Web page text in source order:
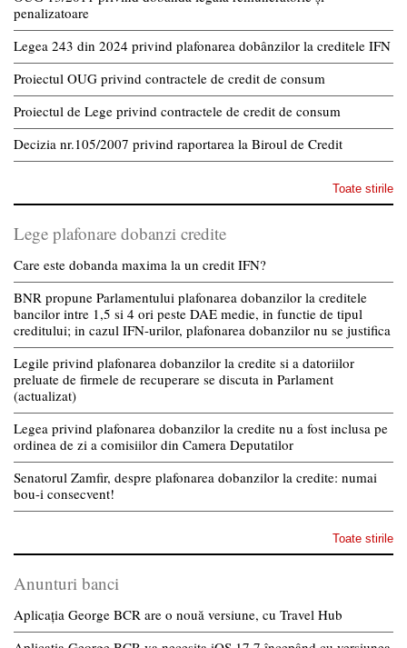
penalizatoare
Legea 243 din 2024 privind plafonarea dobânzilor la creditele IFN
Proiectul OUG privind contractele de credit de consum
Proiectul de Lege privind contractele de credit de consum
Decizia nr.105/2007 privind raportarea la Biroul de Credit
Toate stirile
Lege plafonare dobanzi credite
Care este dobanda maxima la un credit IFN?
BNR propune Parlamentului plafonarea dobanzilor la creditele
bancilor intre 1,5 si 4 ori peste DAE medie, in functie de tipul
creditului; in cazul IFN-urilor, plafonarea dobanzilor nu se justifica
Legile privind plafonarea dobanzilor la credite si a datoriilor
preluate de firmele de recuperare se discuta in Parlament
(actualizat)
Legea privind plafonarea dobanzilor la credite nu a fost inclusa pe
ordinea de zi a comisiilor din Camera Deputatilor
Senatorul Zamfir, despre plafonarea dobanzilor la credite: numai
bou-i consecvent!
Toate stirile
Anunturi banci
Aplicația George BCR are o nouă versiune, cu Travel Hub